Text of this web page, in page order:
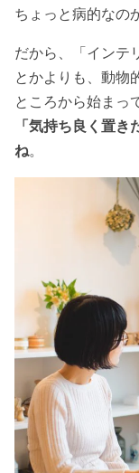
ちょっと病的なの
だから、「インテ
とかよりも、動物
ところから始まっ
「気持ち良く置
ね。